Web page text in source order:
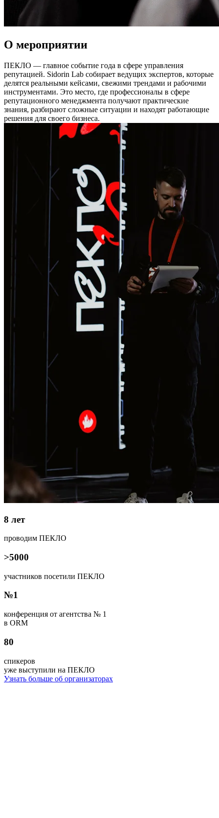
О мероприятии
ПЕКЛО — главное событие года в сфере управления
репутацией. Sidorin Lab собирает ведущих экспертов, которые
делятся реальными кейсами, свежими трендами и рабочими
инструментами. Это место, где профессионалы в сфере
репутационного менеджмента получают практические
знания, разбирают сложные ситуации и находят работающие
решения для своего бизнеса.
8 лет
проводим ПЕКЛО
>5000
участников посетили ПЕКЛО
№1
конференция от агентства № 1
в ORM
80
спикеров
уже выступили на ПЕКЛО
Узнать больше об организаторах